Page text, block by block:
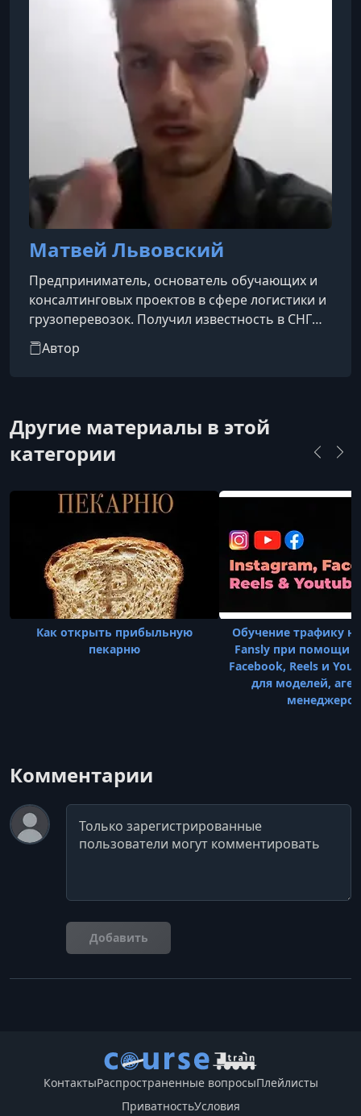
Матвей Львовский
Предприниматель, основатель обучающих и
консалтинговых проектов в сфере логистики и
грузоперевозок. Получил известность в СНГ
как автор инфопродуктов и курсов, обучающих
запуску «автоматизированного бизнеса на
предлагает готовую бизнес-модель, которая,
по заявлению автора, позволяет зарабатывать
на посредничестве между грузовладельцами и
Автор
Другие материалы в этой
категории
Как открыть прибыльную
пекарню
Обучение трафику
Fansly при помощи
Facebook, Reels и
для моделей,
менеджеров
Комментарии
Комментарий
Добавить
КонтактыРаспространенные вопросыПлейлисты
ПриватностьУсловия